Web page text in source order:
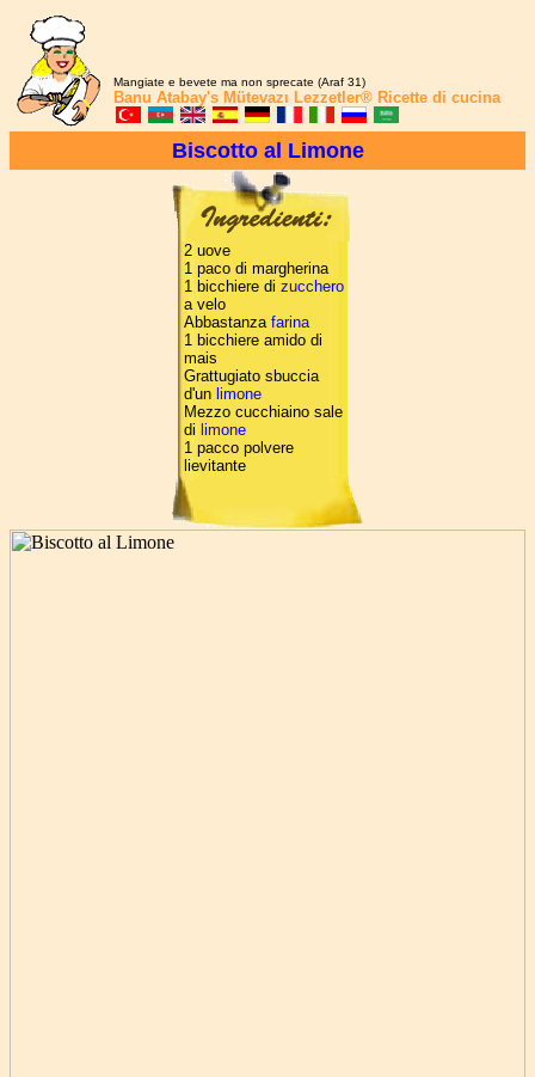
Mangiate e bevete ma non sprecate (Araf 31)
Banu Atabay's Mütevazı Lezzetler® Ricette di cucina
Biscotto al Limone
2 uove
1 paco di margherina
1 bicchiere di zucchero
a velo
Abbastanza farina
1 bicchiere amido di
mais
Grattugiato sbuccia
d'un limone
Mezzo cucchiaino sale
di limone
1 pacco polvere
lievitante